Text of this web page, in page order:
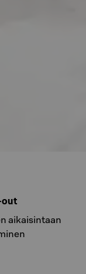
out
aikaisintaan